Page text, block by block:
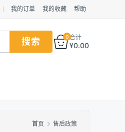
我的订单 我的收藏 帮助
0合计
¥0.00
首页 售后政策